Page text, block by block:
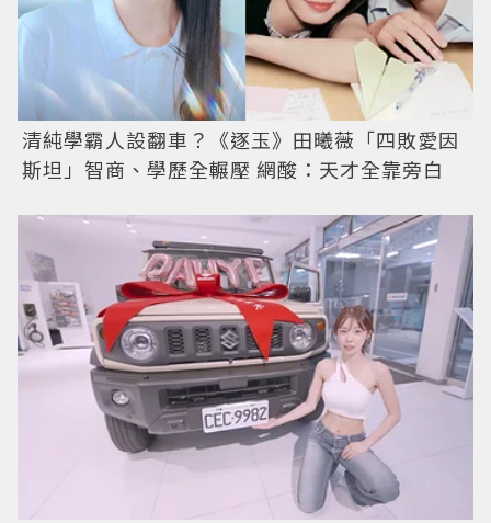
清純學霸人設翻車？《逐玉》田曦薇「四敗愛因
斯坦」智商、學歷全輾壓 網酸：天才全靠旁白